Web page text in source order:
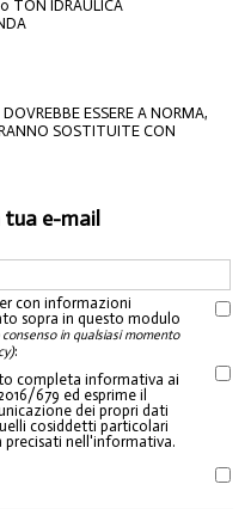
TON IDRAULICA
ESSERE A NORMA,
SOSTITUITE CON
e-mail
con informazioni
sopra in questo modulo
in qualsiasi momento
:
completa informativa ai
679 ed esprime il
dei propri dati
cosiddetti particolari
precisati nell'informativa.